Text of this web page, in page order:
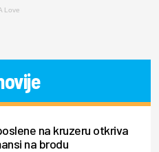
Love
na kruzeru otkriva
na brodu